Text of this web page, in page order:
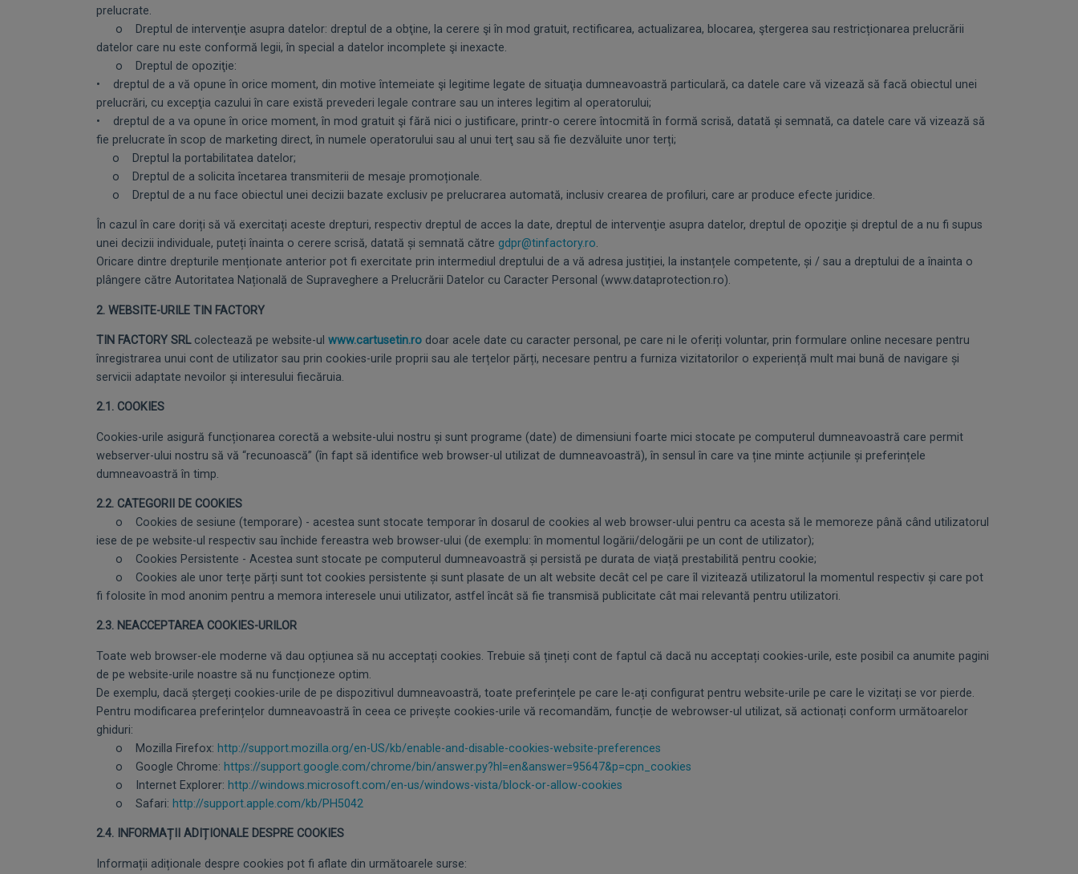
prelucrate.
o Dreptul de intervenţie asupra datelor: dreptul de a obţine, la cerere şi în mod gratuit, rectificarea, actualizarea, blocarea, ştergerea sau restricționarea prelucrării
datelor care nu este conformă legii, în special a datelor incomplete şi inexacte.
o Dreptul de opoziţie:
• dreptul de a vă opune în orice moment, din motive întemeiate şi legitime legate de situaţia dumneavoastră particulară, ca datele care vă vizează să facă obiectul unei
prelucrări, cu excepţia cazului în care există prevederi legale contrare sau un interes legitim al operatorului;
• dreptul de a va opune în orice moment, în mod gratuit şi fără nici o justificare, printr-o cerere întocmită în formă scrisă, datată și semnată, ca datele care vă vizează să
fie prelucrate în scop de marketing direct, în numele operatorului sau al unui terţ sau să fie dezvăluite unor terți;
o Dreptul la portabilitatea datelor;
o Dreptul de a solicita încetarea transmiterii de mesaje promoționale.
o Dreptul de a nu face obiectul unei decizii bazate exclusiv pe prelucrarea automată, inclusiv crearea de profiluri, care ar produce efecte juridice.
În cazul în care doriți să vă exercitați aceste drepturi, respectiv dreptul de acces la date, dreptul de intervenţie asupra datelor, dreptul de opoziţie și dreptul de a nu fi supus
unei decizii individuale, puteți înainta o cerere scrisă, datată și semnată către gdpr@tinfactory.ro.
Oricare dintre drepturile menționate anterior pot fi exercitate prin intermediul dreptului de a vă adresa justiției, la instanțele competente, și / sau a dreptului de a înainta o
plângere către Autoritatea Națională de Supraveghere a Prelucrării Datelor cu Caracter Personal (www.dataprotection.ro).
2. WEBSITE-URILE TIN FACTORY
TIN FACTORY SRLcolectează pe website-ul www.cartusetin.rodoar acele date cu caracter personal, pe care ni le oferiți voluntar, prin formulare online necesare pentru
înregistrarea unui cont de utilizator sau prin cookies-urile proprii sau ale terțelor părți, necesare pentru a furniza vizitatorilor o experiență mult mai bună de navigare și
servicii adaptate nevoilor și interesului fiecăruia.
2.1. COOKIES
Cookies-urile asigură funcționarea corectă a website-ului nostru și sunt programe (date) de dimensiuni foarte mici stocate pe computerul dumneavoastră care permit
webserver-ului nostru să vă “recunoască” (în fapt să identifice web browser-ul utilizat de dumneavoastră), în sensul în care va ține minte acțiunile și preferințele
dumneavoastră în timp.
2.2. CATEGORII DE COOKIES
o Cookies de sesiune (temporare) - acestea sunt stocate temporar în dosarul de cookies al web browser-ului pentru ca acesta să le memoreze până când utilizatorul
iese de pe website-ul respectiv sau închide fereastra web browser-ului (de exemplu: în momentul logării/delogării pe un cont de utilizator);
o Cookies Persistente - Acestea sunt stocate pe computerul dumneavoastră și persistă pe durata de viață prestabilită pentru cookie;
o Cookies ale unor terțe părți sunt tot cookies persistente și sunt plasate de un alt website decât cel pe care îl vizitează utilizatorul la momentul respectiv și care pot
fi folosite în mod anonim pentru a memora interesele unui utilizator, astfel încât să fie transmisă publicitate cât mai relevantă pentru utilizatori.
2.3. NEACCEPTAREA COOKIES-URILOR
Toate web browser-ele moderne vă dau opțiunea să nu acceptați cookies. Trebuie să țineți cont de faptul că dacă nu acceptați cookies-urile, este posibil ca anumite pagini
de pe website-urile noastre să nu funcționeze optim.
De exemplu, dacă ștergeți cookies-urile de pe dispozitivul dumneavoastră, toate preferințele pe care le-ați configurat pentru website-urile pe care le vizitați se vor pierde.
Pentru modificarea preferințelor dumneavoastră în ceea ce privește cookies-urile vă recomandăm, funcție de webrowser-ul utilizat, să actionați conform următoarelor
ghiduri:
o Mozilla Firefox: http://support.mozilla.org/en-US/kb/enable-and-disable-cookies-website-preferences
o Google Chrome: https://support.google.com/chrome/bin/answer.py?hl=en&answer=95647&p=cpn_cookies
o Internet Explorer: http://windows.microsoft.com/en-us/windows-vista/block-or-allow-cookies
o Safari: http://support.apple.com/kb/PH5042
2.4. INFORMAȚII ADIȚIONALE DESPRE COOKIES
Informații adiționale despre cookies pot fi aflate din următoarele surse: